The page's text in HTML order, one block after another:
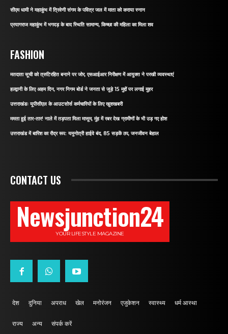
सीएम धामी ने महाकुंभ में त्रिवेणी संगम के पवित्र जल में माता को कराया स्नान
प्रयागराज महाकुंभ में भगदड़ के बाद स्थिति सामान्य, किच्छा की महिला का मिला शव
FASHION
मतदाता सूची को त्रुटिरहित बनाने पर जोर, एसआईआर निरीक्षण में आयुक्त ने परखी व्यवस्थाएं
हल्द्वानी के लिए अहम दिन, नगर निगम बोर्ड ने जनता से जुड़े 15 मुद्दों पर लगाई मुहर
उत्तराखंडः यूपीसीएल के आउटसोर्स कर्मचारियों के लिए खुशखबरी
ममता हुई तार-तार! नाले में तड़पता मिला मासूम, मुंह में रबर देख ग्रामीणों के भी उड़ गए होश
उत्तराखंड में बारिश का रौद्र रूप: यमुनोत्री हाईवे बंद, 85 सड़कें ठप, जनजीवन बेहाल
CONTACT US
Newsjunction24
YOUR LIFESTYLE MAGAZINE
देश दुनिया अपराध खेल मनोरंजन एजुकेशन स्वास्थ्य धर्म आस्था
राज्य अन्य संपर्क करें